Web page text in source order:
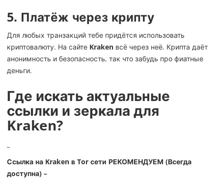
5. Платёж через крипту
Для любых транзакций тебе придётся использовать
криптовалюту. На сайте Kraken всё через неё. Крипта даёт
анонимность и безопасность, так что забудь про фиатные
деньги.
Где искать актуальные
ссылки и зеркала для
Kraken?
Ссылка на Kraken в Tor сети РЕКОМЕНДУЕМ (Всегда
доступна) –